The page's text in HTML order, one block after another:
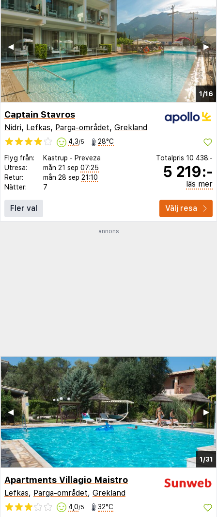
1/16
▶︎
◀︎
Captain Stavros
Nidri, Lefkas, Parga-området, Grekland
4,3/5 28°C
Flyg från: Kastrup - Preveza
Utresa:
mån 21 sep 07:25
Retur:
mån 28 sep 21:10
Nätter:
7
Totalpris 10 438:-
5 219:-
läs mer
Fler val Välj resa
annons
1/31
▶︎
◀︎
Apartments Villagio Maistro
Lefkas, Parga-området, Grekland
4,0/5 32°C